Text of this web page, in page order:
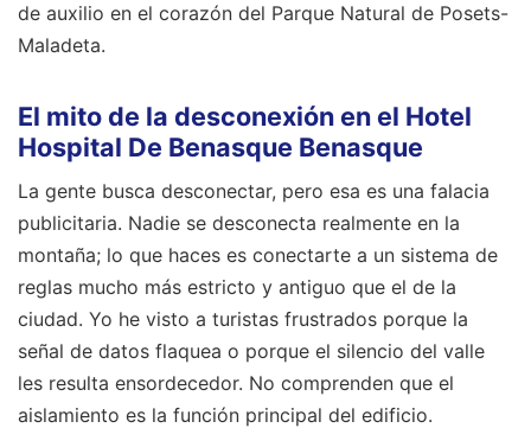
de auxilio en el corazón del Parque Natural de Posets-
Maladeta.
El mito de la desconexión en el Hotel
Hospital De Benasque Benasque
La gente busca desconectar, pero esa es una falacia
publicitaria. Nadie se desconecta realmente en la
montaña; lo que haces es conectarte a un sistema de
reglas mucho más estricto y antiguo que el de la
ciudad. Yo he visto a turistas frustrados porque la
señal de datos flaquea o porque el silencio del valle
les resulta ensordecedor. No comprenden que el
aislamiento es la función principal del edificio.